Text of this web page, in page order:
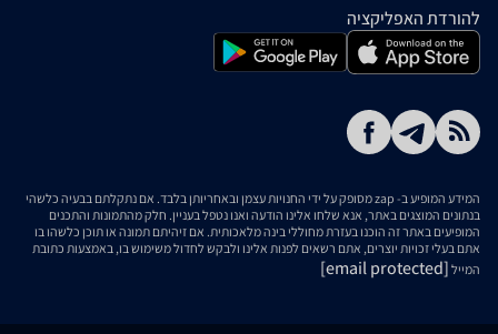
להורדת האפליקציה
המידע המופיע ב- zap מסופק על ידי החנויות עצמן ובאחריותן בלבד. אם נתקלתם בבעיה כלשהי
בנתונים המוצגים באתר, אנא שלחו אלינו הודעה ואנו נטפל בעניין. חלק מהתמונות והתכנים
המופיעים באתר זה הוכנו בעזרת מחוללי בינה מלאכותית. אם זיהיתם תמונה או תוכן כלשהו בו
אתם בעלי זכויות יוצרים, אתם רשאים לפנות אלינו ולבקש לחדול משימוש בו, באמצעות כתובת
המייל [email protected]